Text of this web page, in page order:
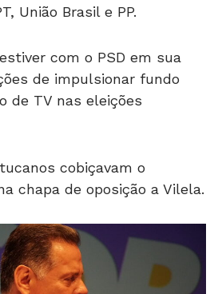
União Brasil e PP.
com o PSD em sua
de impulsionar fundo
de TV nas eleições
cobiçavam o
chapa de oposição a Vilela.